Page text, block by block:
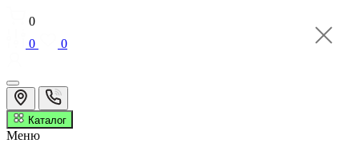
0
0
0
Каталог
Меню